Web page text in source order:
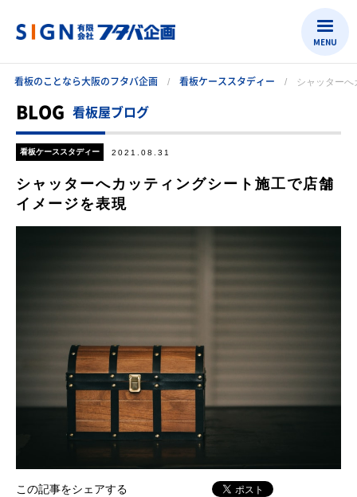
MENU
看板のことなら大阪のフタバ企画 看板ケーススタディー シャッター
BLOG 看板屋ブログ
看板ケーススタディー 2021.08.31
シャッターへカッティングシート施工で店舗
イメージを表現
この記事をシェアする